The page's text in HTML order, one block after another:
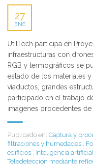
27
ENE
UtilTech participa en
infraestructuras con
RGB y termográficos se
estado de los materiales
viaductos, grandes
participado en el trabajo
imágenes procedentes de
Publicado en: Captura y
filtraciones y humedades ,
edificios , Inteligencia
Teledetección mediante